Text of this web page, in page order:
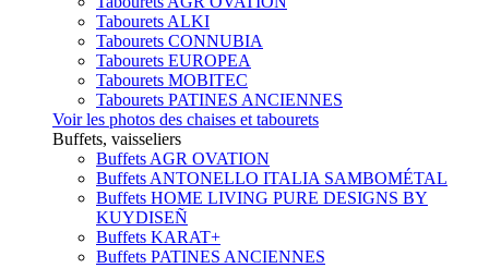
Tabourets ALKI
Tabourets CONNUBIA
Tabourets EUROPEA
Tabourets MOBITEC
Tabourets PATINES ANCIENNES
Voir les photos des chaises et tabourets
Buffets, vaisseliers
Buffets AGR OVATION
Buffets ANTONELLO ITALIA SAMBOMÉTAL
Buffets HOME LIVING PURE DESIGNS BY
KUYDISEÑ
Buffets KARAT+
Buffets PATINES ANCIENNES